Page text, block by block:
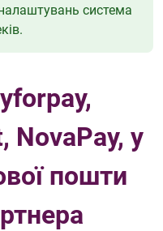
система
NovaPay, у
пошти